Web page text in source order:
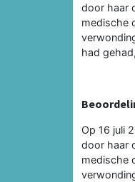
door haar
medische
had
Op 16 juli
door haar
medische